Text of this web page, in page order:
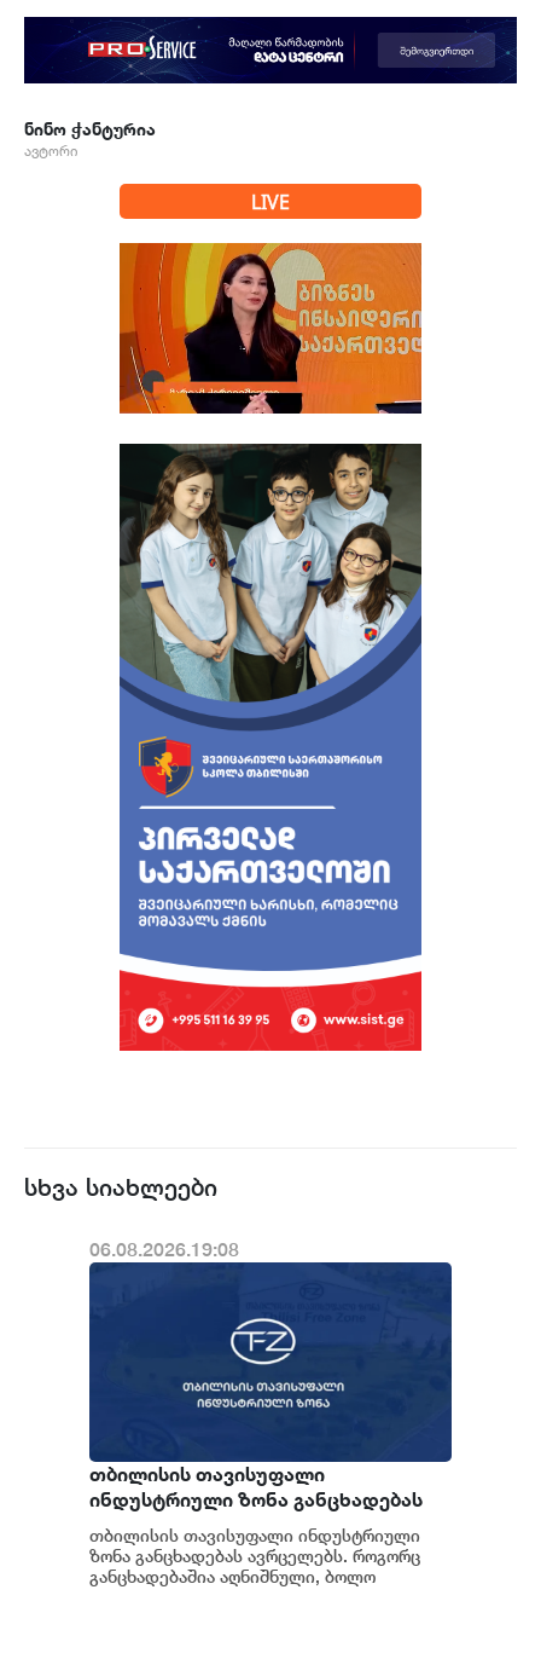
ნინო ჭანტურია
ავტორი
LIVE
სხვა სიახლეები
06.08.2026.19:08
თბილისის თავისუფალი
ინდუსტრიული ზონა განცხადებას
ავრცელებს
თბილისის თავისუფალი ინდუსტრიული
ზონა განცხადებას ავრცელებს. როგორც
განცხადებაშია აღნიშნული, ბოლო